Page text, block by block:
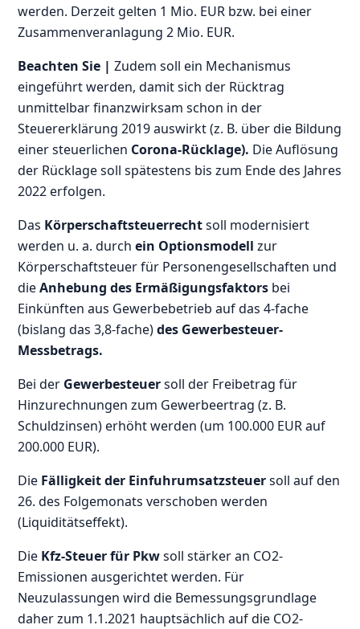
werden. Derzeit gelten 1 Mio. EUR bzw. bei einer
Zusammenveranlagung 2 Mio. EUR.
Beachten Sie |Zudem soll ein Mechanismus
eingeführt werden, damit sich der Rücktrag
unmittelbar finanzwirksam schon in der
Steuererklärung 2019 auswirkt (z. B. über die Bildung
einer steuerlichen Corona-Rücklage). Die Auflösung
der Rücklage soll spätestens bis zum Ende des Jahres
2022 erfolgen.
Das Körperschaftsteuerrechtsoll modernisiert
werden u. a. durchein Optionsmodellzur
Körperschaftsteuer für Personengesellschaften und
dieAnhebung des Ermäßigungsfaktors bei
Einkünften aus Gewerbebetrieb auf das 4-fache
(bislang das 3,8-fache)des Gewerbesteuer-
Messbetrags.
Bei der Gewerbesteuersoll der Freibetrag für
Hinzurechnungen zum Gewerbeertrag (z. B.
Schuldzinsen) erhöht werden (um 100.000 EUR auf
200.000 EUR).
Die Fälligkeit der Einfuhrumsatzsteuersoll auf den
26. des Folgemonats verschoben werden
(Liquiditätseffekt).
Die Kfz-Steuer für Pkwsoll stärker an CO2-
Emissionen ausgerichtet werden. Für
Neuzulassungen wird die Bemessungsgrundlage
daher zum 1.1.2021 hauptsächlich auf die CO2-